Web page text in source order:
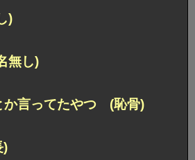
)
無し)
か言ってたやつ (恥骨)
)